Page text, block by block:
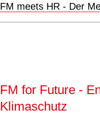
FM meets HR - Der
FM for Future -
Klimaschutz